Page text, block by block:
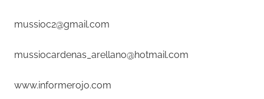
mussioc2@gmail.com
mussiocardenas_arellano@hotmail.com
www.informerojo.com